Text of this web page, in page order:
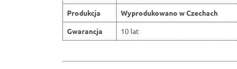
Produkcja
Wyprodukowano w Czechach
Gwarancja
10 lat